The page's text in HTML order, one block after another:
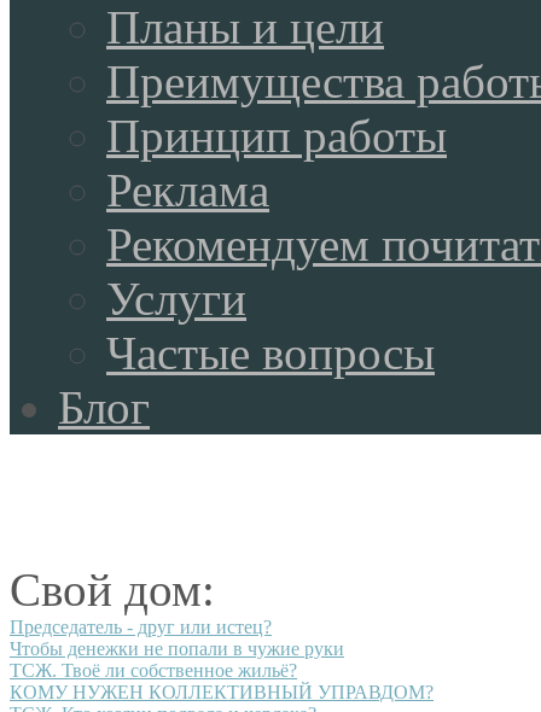
Планы и цели
Преимущества
Принцип работы
Реклама
Рекомендуем
Услуги
Частые вопросы
Блог
Свой дом:
Председатель - друг или истец?
Чтобы денежки не попали в чужие руки
ТСЖ. Твоё ли собственное жильё?
КОМУ НУЖЕН КОЛЛЕКТИВНЫЙ УПРАВДОМ?